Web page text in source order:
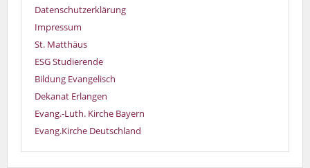
Datenschutzerklärung
Impressum
St. Matthäus
ESG Studierende
Bildung Evangelisch
Dekanat Erlangen
Evang.-Luth. Kirche Bayern
Evang.Kirche Deutschland